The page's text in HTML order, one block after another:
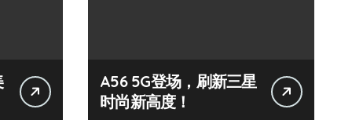
A56 5G登场，刷新三星
时尚新高度！